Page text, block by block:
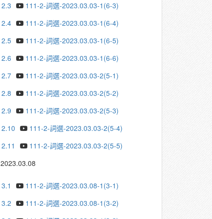
2.3
111-2-詞選-2023.03.03-1(6-3)
2.4
111-2-詞選-2023.03.03-1(6-4)
2.5
111-2-詞選-2023.03.03-1(6-5)
2.6
111-2-詞選-2023.03.03-1(6-6)
2.7
111-2-詞選-2023.03.03-2(5-1)
2.8
111-2-詞選-2023.03.03-2(5-2)
2.9
111-2-詞選-2023.03.03-2(5-3)
2.10
111-2-詞選-2023.03.03-2(5-4)
2.11
111-2-詞選-2023.03.03-2(5-5)
2023.03.08
3.1
111-2-詞選-2023.03.08-1(3-1)
3.2
111-2-詞選-2023.03.08-1(3-2)